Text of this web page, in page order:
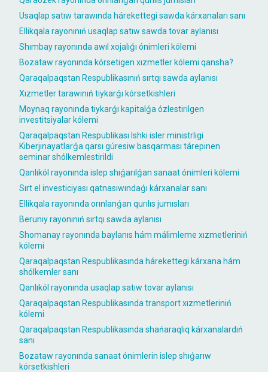
Usaqlap satıw tarawında hárekettegi sawda kárxanaları sanı
Ellikqala rayonınıń usaqlap satıw sawda tovar aylanısı
Shımbay rayonında awıl xojalıǵı ónimleri kólemi
Bozataw rayonında kórsetigen xızmetler kólemi qansha?
Qaraqalpaqstan Respublikasınıń sırtqı sawda aylanısı
Xızmetler tarawınıń tiykarǵı kórsetkishleri
Moynaq rayonında tiykarǵı kapitalǵa ózlestirilgen
investitsiyalar kólemi
Qaraqalpaqstan Respublikası Ishki isler ministrligi
Kiberjınayatlarǵa qarsı gúresiw basqarması tárepinen
seminar shólkemlestirildi
Qanlıkól rayonında islep shıǵarılǵan sanaat ónimleri kólemi
Sırt el investiciyası qatnasıwındaǵı kárxanalar sanı
Ellikqala rayonında orınlanǵan qurılıs jumısları
Beruniy rayonınıń sırtqı sawda aylanısı
Shomanay rayonında baylanıs hám málimleme xızmetleriniń
kólemi
Qaraqalpaqstan Respublikasında hárekettegi kárxana hám
shólkemler sanı
Qanlıkól rayonında usaqlap satıw tovar aylanısı
Qaraqalpaqstan Respublikasında transport xızmetleriniń
kólemi
Qaraqalpaqstan Respublikasında shańaraqlıq kárxanalardıń
sanı
Bozataw rayonında sanaat ónimlerin islep shıǵarıw
kórsetkishleri